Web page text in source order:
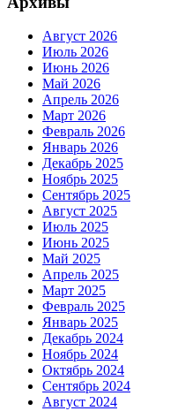
Август 2026
Июль 2026
Июнь 2026
Май 2026
Апрель 2026
Март 2026
Февраль 2026
Январь 2026
Декабрь 2025
Ноябрь 2025
Сентябрь 2025
Август 2025
Июль 2025
Июнь 2025
Май 2025
Апрель 2025
Март 2025
Февраль 2025
Январь 2025
Декабрь 2024
Ноябрь 2024
Октябрь 2024
Сентябрь 2024
Август 2024